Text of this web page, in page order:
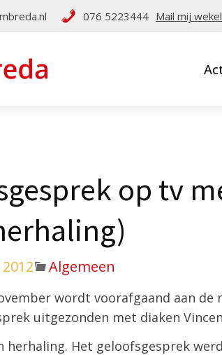
076 5223444 Mail mij
op tv
Algemeen
wordt voorafgaand aan
uitgezonden met diaken
herhaling. Het geloofsgesprek